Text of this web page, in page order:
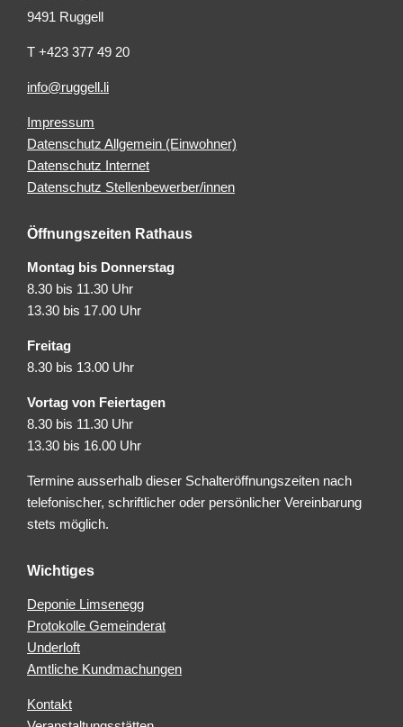
9491 Ruggell
T +423 377 49 20
info@ruggell.li
Impressum
Datenschutz Allgemein (Einwohner)
Datenschutz Internet
Datenschutz Stellenbewerber/innen
Öffnungszeiten Rathaus
Montag bis Donnerstag
8.30 bis 11.30 Uhr
13.30 bis 17.00 Uhr
Freitag
8.30 bis 13.00 Uhr
Vortag von Feiertagen
8.30 bis 11.30 Uhr
13.30 bis 16.00 Uhr
Termine ausserhalb dieser Schalteröffnungszeiten nach
telefonischer, schriftlicher oder persönlicher Vereinbarung
stets möglich.
Wichtiges
Deponie Limsenegg
Protokolle Gemeinderat
Underloft
Amtliche Kundmachungen
Kontakt